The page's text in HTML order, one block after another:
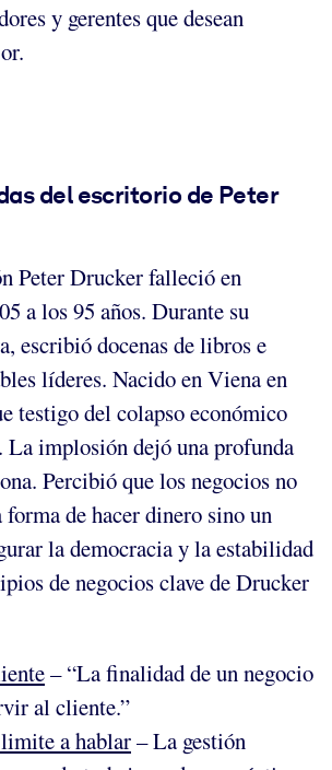
y gerentes que desean
del escritorio de Peter
Peter Drucker falleció en
a los 95 años. Durante su
escribió docenas de libros e
líderes. Nacido en Viena en
testigo del colapso económico
La implosión dejó una profunda
Percibió que los negocios no
forma de hacer dinero sino un
la democracia y la estabilidad
de negocios clave de Drucker
– “La finalidad de un negocio
al cliente.”
a hablar– La gestión